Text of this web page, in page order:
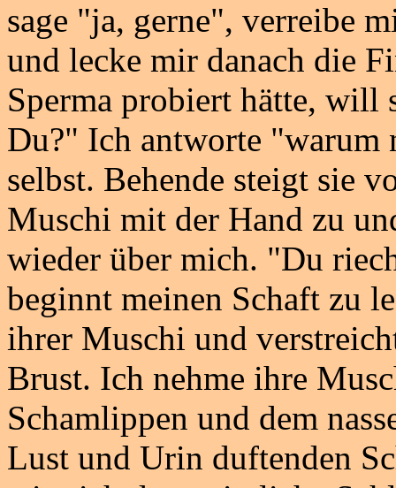
sage "ja, gerne", verreibe
und lecke mir danach die
Sperma probiert hätte,
Du?" Ich antworte "warum
selbst. Behende steigt sie
Muschi mit der Hand zu
wieder über mich. "Du
beginnt meinen Schaft zu
ihrer Muschi und
Brust. Ich nehme ihre
Schamlippen und dem
Lust und Urin duftenden